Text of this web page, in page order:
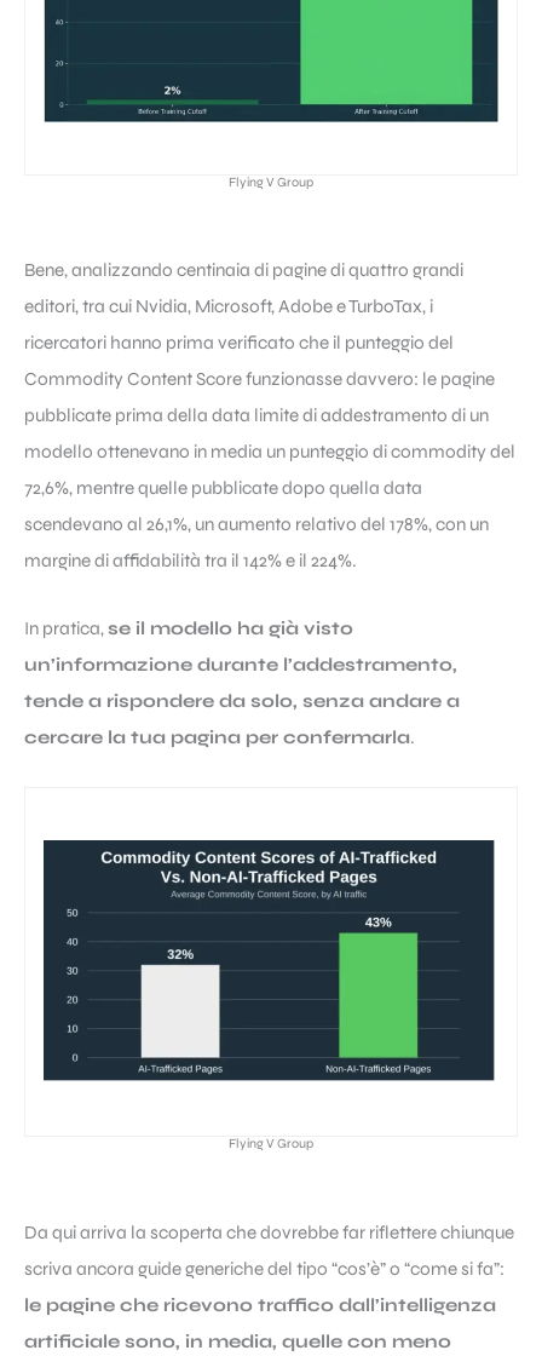
Flying V Group
Bene, analizzando centinaia di pagine di quattro grandi
editori, tra cui Nvidia, Microsoft, Adobe e TurboTax, i
ricercatori hanno prima verificato che il punteggio del
Commodity Content Score funzionasse davvero: le pagine
pubblicate prima della data limite di addestramento di un
modello ottenevano in media un punteggio di commodity del
72,6%, mentre quelle pubblicate dopo quella data
scendevano al 26,1%, un aumento relativo del 178%, con un
margine di affidabilità tra il 142% e il 224%.
In pratica,se il modello ha già visto
un’informazione durante l’addestramento,
tende a rispondere da solo, senza andare a
cercare la tua pagina per confermarla.
Flying V Group
Da qui arriva la scoperta che dovrebbe far riflettere chiunque
scriva ancora guide generiche del tipo “cos’è” o “come si fa”:
le pagine che ricevono traffico dall’intelligenza
artificiale sono, in media, quelle con meno